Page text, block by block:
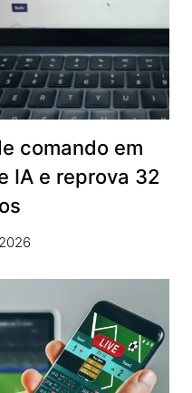
comando em
IA e reprova 32